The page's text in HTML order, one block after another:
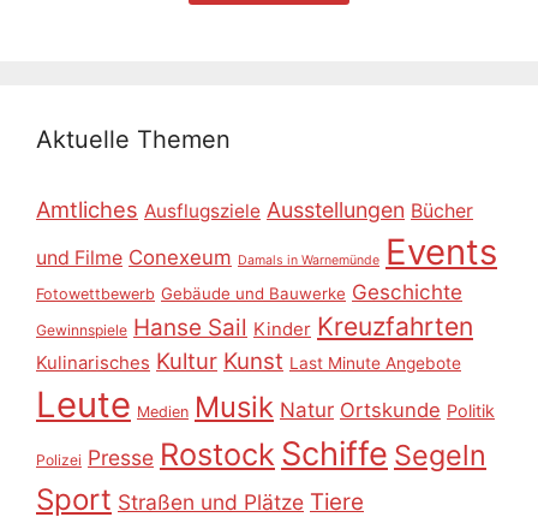
Aktuelle Themen
Amtliches Ausflugsziele Ausstellungen Bücher
und Filme Conexeum Damals in Warnemünde Events
Fotowettbewerb Gebäude und Bauwerke Geschichte
Gewinnspiele Hanse Sail Kinder Kreuzfahrten
Kulinarisches Kultur Kunst Last Minute Angebote
Leute Medien Musik Natur Ortskunde Politik
Polizei Presse Rostock Schiffe Segeln
Sport Straßen und Plätze Tiere